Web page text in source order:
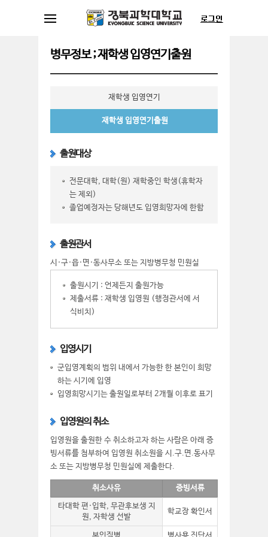
병무정보 ; 재학생 입영연기출원
재학생 입영연기
재학생 입영연기출원
출원대상
전문대학, 대학(원) 재학중인 학생(휴학자
는 제외)
졸업예정자는 당해년도 입영희망자에 한함
출원관서
시·구·읍·면·동사무소 또는 지방병무청 민원실
출원시기 : 언제든지 출원가능
제출서류 : 재학생 입영원 (행정관서에 서
식비치)
입영시기
군입영계획의 범위 내에서 가능한 한 본인이 희망
하는 시기에 입영
입영희망시기는 출원일로부터 2개월 이후로 표기
입영원의 취소
입영원을 출원한 수 취소하고자 하는 사람은 아래 증
빙서류를 첨부하여 입영원 취소원을 시.구.면.동사무
소 또는 지방병무청 민원실에 제출한다.
취소사유
증빙서류
타대학 편·입학, 무관후보생 지
원, 자학생 선발
학교장 확인서